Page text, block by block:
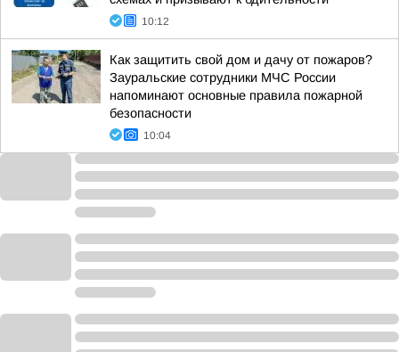
10:12
Как защитить свой дом и дачу от пожаров?
Зауральские сотрудники МЧС России
напоминают основные правила пожарной
безопасности
10:04